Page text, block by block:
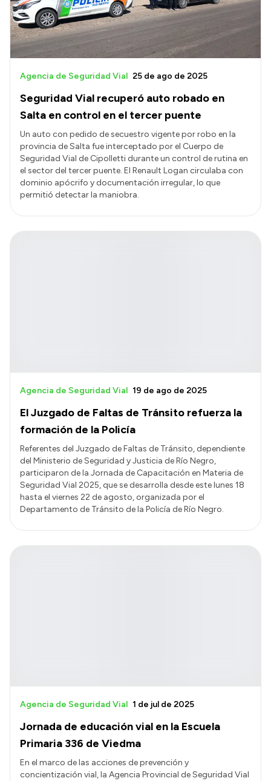
Seguridad Vial recuperó auto robado en
Salta en control en el tercer puente
Agencia de Seguridad Vial 25 de ago de 2025
Un auto con pedido de secuestro vigente por robo en la
provincia de Salta fue interceptado por el Cuerpo de
Seguridad Vial de Cipolletti durante un control de rutina en
el sector del tercer puente. El Renault Logan circulaba con
dominio apócrifo y documentación irregular, lo que
permitió detectar la maniobra.
El Juzgado de Faltas de Tránsito refuerza la
formación de la Policía
Agencia de Seguridad Vial 19 de ago de 2025
Referentes del Juzgado de Faltas de Tránsito, dependiente
del Ministerio de Seguridad y Justicia de Río Negro,
participaron de la Jornada de Capacitación en Materia de
Seguridad Vial 2025, que se desarrolla desde este lunes 18
hasta el viernes 22 de agosto, organizada por el
Departamento de Tránsito de la Policía de Río Negro.
Jornada de educación vial en la Escuela
Primaria 336 de Viedma
Agencia de Seguridad Vial 1 de jul de 2025
En el marco de las acciones de prevención y
concientización vial, la Agencia Provincial de Seguridad Vial